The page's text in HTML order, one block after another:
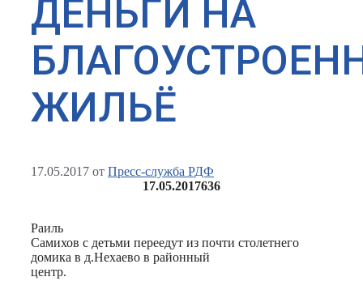
ДЕНЬГИ НА
ЖИЛЬЁ
17.05.2017 от Пресс-служба РДФ
17.05.2017636
Раиль
Самихов с детьми переедут из почти столетнего
домика в д.Нехаево в районный
центр.